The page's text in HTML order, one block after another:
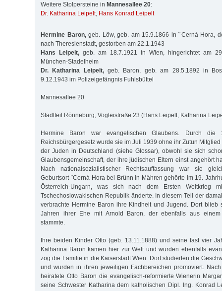
Weitere Stolpersteine in Mannesallee 20:
Dr. Katharina Leipelt, Hans Konrad Leipelt
Hermine Baron,geb. Löw, geb. am 15.9.1866 in ˇCerná Hora,
nach Theresienstadt, gestorben am 22.1.1943
Hans Leipelt, geb. am 18.7.1921 in Wien, hingerichtet am
München-Stadelheim
Dr. Katharina Leipelt,geb. Baron, geb. am 28.5.1892 in
9.12.1943 im Polizeigefängnis Fuhlsbüttel
Mannesallee 20
Stadtteil Rönneburg, Vogteistraße 23 (Hans Leipelt, Katharina
Hermine Baron war evangelischen Glaubens. Durch die
Reichsbürgergesetz wurde sie im Juli 1939 ohne ihr Zutun
der Juden in Deutschland (siehe Glossar), obwohl sie sich
Glaubensgemeinschaft, der ihre jüdischen Eltern einst angehört
Nach nationalsozialistischer Rechtsauffassung war sie
Geburtsort ˇCerná Hora bei Brünn in Mähren gehörte im 19.
Österreich-Ungarn, was sich nach dem Ersten Weltkrieg
Tschechoslowakischen Republik änderte. In diesem Teil der
verbrachte Hermine Baron ihre Kindheit und Jugend. Dort blieb
Jahren ihrer Ehe mit Arnold Baron, der ebenfalls aus einem
stammte.
Ihre beiden Kinder Otto (geb. 13.11.1888) und seine fast vier
Katharina Baron kamen hier zur Welt und wurden ebenfalls
zog die Familie in die Kaiserstadt Wien. Dort studierten die
und wurden in ihren jeweiligen Fachbereichen promoviert.
heiratete Otto Baron die evangelisch-reformierte Wienerin
seine Schwester Katharina dem katholischen Dipl. Ing. Konrad